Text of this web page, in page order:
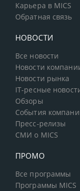
Карьера в MICS
Обратная связь
НОВОСТИ
Все новости
Новости
Новости рынка
IT-ресные
Обзоры
События
Пресс-релизы
СМИ о MICS
ПРОМО
Все программы
Программы MICS